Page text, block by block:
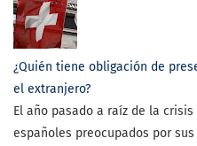
¿Quién tiene obligación de
el extranjero?
El año pasado a raíz de la
españoles preocupados por